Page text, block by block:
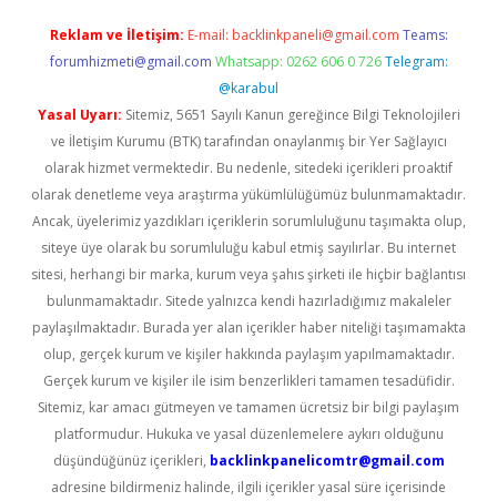
Reklam ve İletişim: E-mail: backlinkpaneli@gmail.com Teams:
forumhizmeti@gmail.com Whatsapp: 0262 606 0 726 Telegram:
@karabul
Yasal Uyarı: Sitemiz, 5651 Sayılı Kanun gereğince Bilgi Teknolojileri
ve İletişim Kurumu (BTK) tarafından onaylanmış bir Yer Sağlayıcı
olarak hizmet vermektedir. Bu nedenle, sitedeki içerikleri proaktif
olarak denetleme veya araştırma yükümlülüğümüz bulunmamaktadır.
Ancak, üyelerimiz yazdıkları içeriklerin sorumluluğunu taşımakta olup,
siteye üye olarak bu sorumluluğu kabul etmiş sayılırlar. Bu internet
sitesi, herhangi bir marka, kurum veya şahıs şirketi ile hiçbir bağlantısı
bulunmamaktadır. Sitede yalnızca kendi hazırladığımız makaleler
paylaşılmaktadır. Burada yer alan içerikler haber niteliği taşımamakta
olup, gerçek kurum ve kişiler hakkında paylaşım yapılmamaktadır.
Gerçek kurum ve kişiler ile isim benzerlikleri tamamen tesadüfidir.
Sitemiz, kar amacı gütmeyen ve tamamen ücretsiz bir bilgi paylaşım
platformudur. Hukuka ve yasal düzenlemelere aykırı olduğunu
düşündüğünüz içerikleri, backlinkpanelicomtr@gmail.com
adresine bildirmeniz halinde, ilgili içerikler yasal süre içerisinde